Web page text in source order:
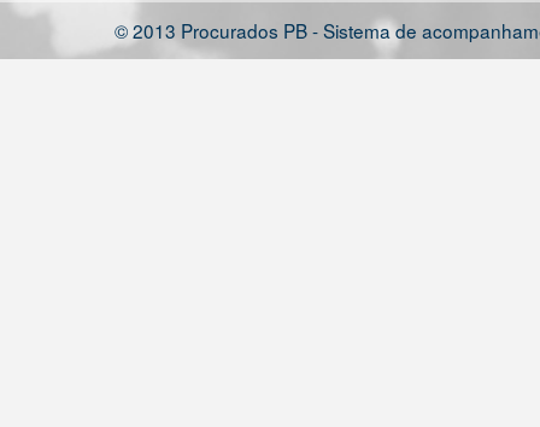
© 2013 Procurados PB - Sistema de